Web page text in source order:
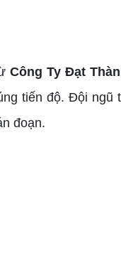
Công Ty Đạt
tiến độ. Đội ngũ
đoạn.